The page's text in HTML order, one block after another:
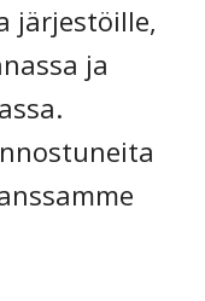
järjestöille,
ja